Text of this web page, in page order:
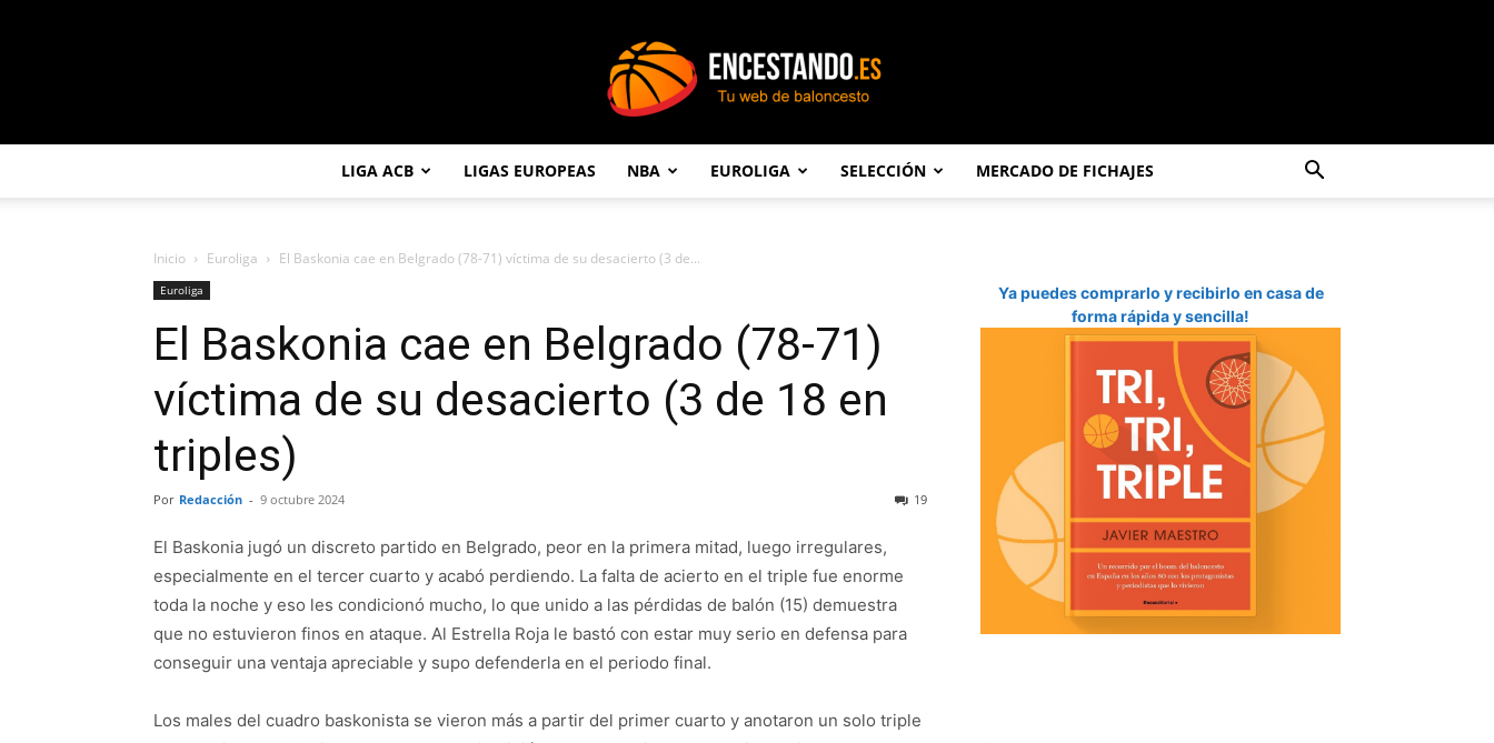
LIGA ACB LIGAS EUROPEAS NBA EUROLIGA SELECCIÓN MERCADO DE FICHAJES
Inicio Euroliga El Baskonia cae en Belgrado (78-71) víctima de su desacierto (3 de...
Euroliga
El Baskonia cae en Belgrado (78-71)
víctima de su desacierto (3 de 18 en
triples)
Por Redacción - 9 octubre 2024 19
El Baskonia jugó un discreto partido en Belgrado, peor en la primera mitad, luego irregulares,
especialmente en el tercer cuarto y acabó perdiendo. La falta de acierto en el triple fue enorme
toda la noche y eso les condicionó mucho, lo que unido a las pérdidas de balón (15) demuestra
que no estuvieron finos en ataque. Al Estrella Roja le bastó con estar muy serio en defensa para
conseguir una ventaja apreciable y supo defenderla en el periodo final.
Los males del cuadro baskonista se vieron más a partir del primer cuarto y anotaron un solo triple
Ya puedes comprarlo y recibirlo en casa de
forma rápida y sencilla!